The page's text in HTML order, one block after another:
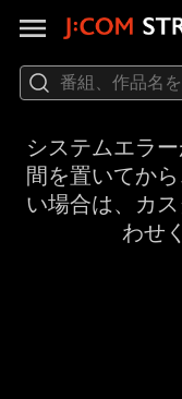
システムエラ
間を置いてか
い場合は、カ
わせ